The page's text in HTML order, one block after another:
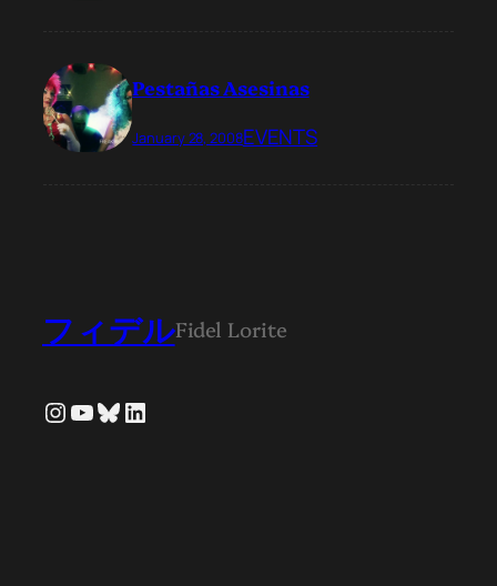
Pestañas Asesinas
January 28, 2008EVENTS
フィデルFidel Lorite
Instagram
YouTube
Bluesky
LinkedIn